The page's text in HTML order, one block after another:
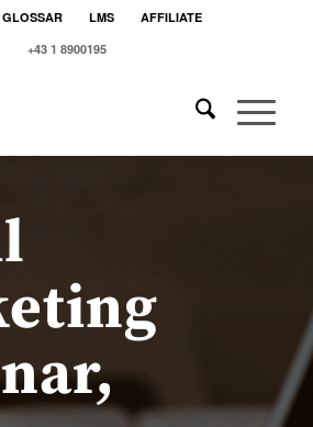
GLOSSAR LMS
AFFILIATE
+43 1 8900195